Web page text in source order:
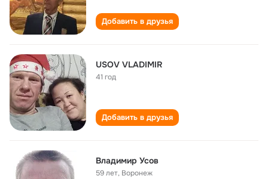
Добавить в друзья
USOV VLADIMIR
41 год
Добавить в друзья
Владимир Усов
59 лет, Воронеж